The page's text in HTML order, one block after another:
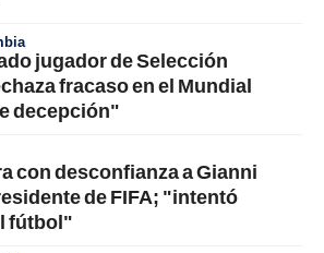
jugador de Selección
fracaso en el Mundial
decepción"
con desconfianza a Gianni
de FIFA; "intentó
fútbol"